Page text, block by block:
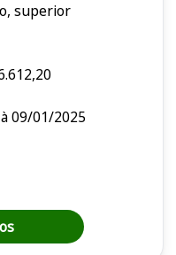
superior
09/01/2025